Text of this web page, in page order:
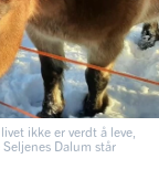
ikke er verdt å leve,
Dalum står